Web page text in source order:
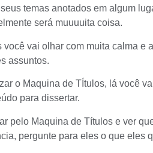
temas anotados em algum
será muuuuita coisa.
você vai olhar com muita calma e
assuntos.
o Maquina de TÍtulos, lá você
para dissertar.
pelo Maquina de Títulos e ver
pergunte para eles o que eles